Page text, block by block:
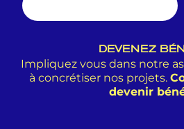
DEVENEZ
Impliquez vous dans notre
à concrétiser nos projets.
devenir